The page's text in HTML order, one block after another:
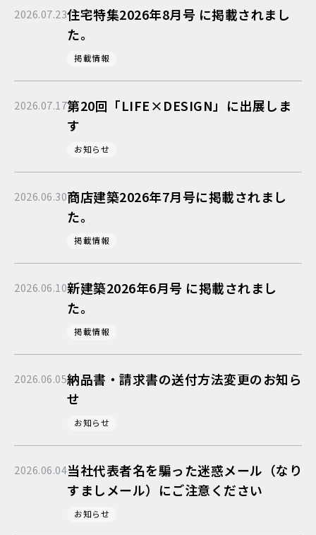
2026.07.23住宅特集2026年8月号 に掲載されまし
た。
掲載情報
2026.07.17第20回「LIFE×DESIGN」に出展しま
す
お知らせ
2026.06.30商店建築2026年7月号に掲載されまし
た。
掲載情報
2026.06.10新建築2026年6月号 に掲載されまし
た。
掲載情報
2026.06.05納品書・請求書の送付方法変更のお知ら
せ
お知らせ
2026.06.04当社代表者名を騙った迷惑メール（なり
すましメール）にご注意ください
お知らせ